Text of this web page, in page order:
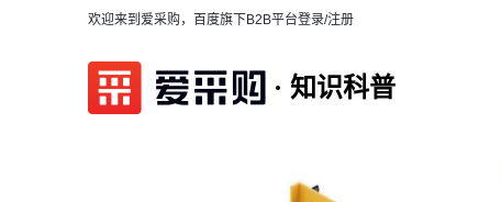
欢迎来到爱采购，百度旗下B2B平台登录/注册
知识科普